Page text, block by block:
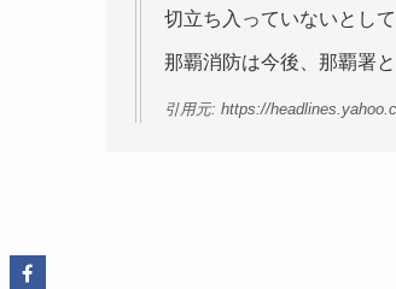
切立ち入っていないとして
那覇消防は今後、那覇署
引用元: https://